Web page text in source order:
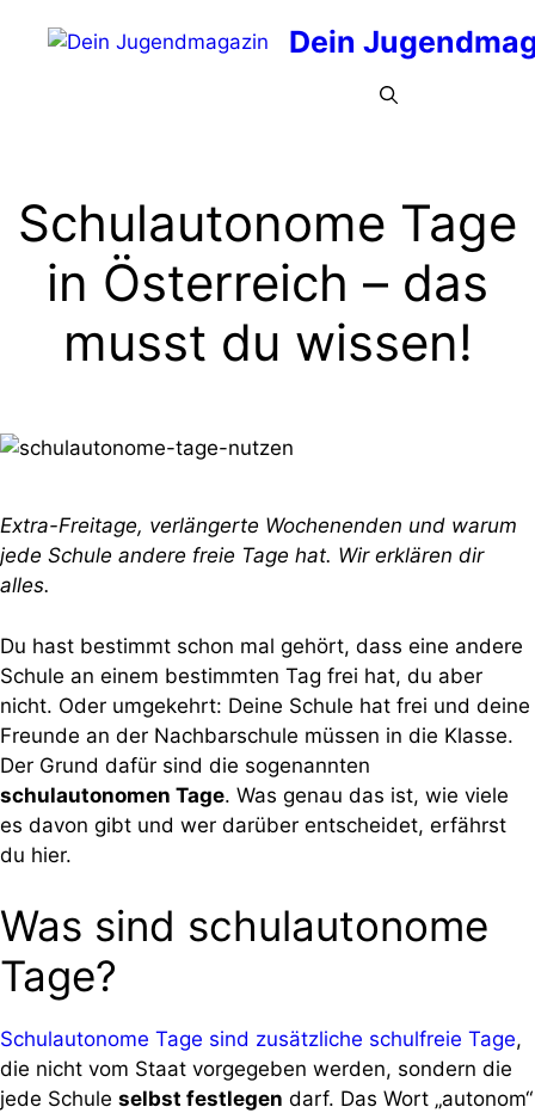
Inhalt
Dein
Schulautonome Tage
in Österreich – das
musst du wissen!
Extra-Freitage, verlängerte Wochenenden und warum
jede Schule andere freie Tage hat. Wir erklären dir
alles.
Du hast bestimmt schon mal gehört, dass eine andere
Schule an einem bestimmten Tag frei hat, du aber
nicht. Oder umgekehrt: Deine Schule hat frei und deine
Freunde an der Nachbarschule müssen in die Klasse.
Der Grund dafür sind die sogenannten
schulautonomen Tage. Was genau das ist, wie viele
es davon gibt und wer darüber entscheidet, erfährst
du hier.
Was sind schulautonome
Tage?
Schulautonome Tage sind zusätzliche schulfreie Tage,
die nicht vom Staat vorgegeben werden, sondern die
jede Schule selbst festlegen darf. Das Wort „autonom“